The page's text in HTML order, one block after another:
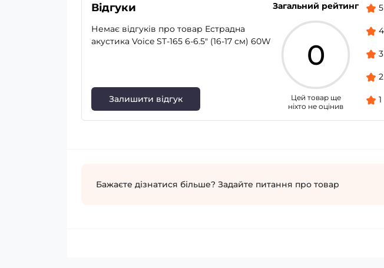
Відгуки
Немає відгуків про товар Естрадна
акустика Voice ST-165 6-6.5″ (16-17 см) 60W
Залишити відгук
Загальний рейтинг
0
Цей товар ще
ніхто не оцінив
5
4
3
2
1
Бажаєте дізнатися більше? Задайте питання про товар